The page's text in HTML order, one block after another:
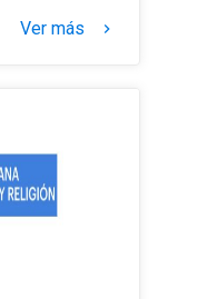
Ver más keyboard_arrow_right